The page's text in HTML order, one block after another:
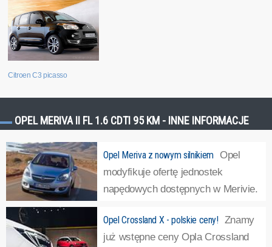
Citroen C3 picasso
OPEL MERIVA II FL 1.6 CDTI 95 KM - INNE INFORMACJE
Opel Meriva z nowym silnikiem Opel
modyfikuje ofertę jednostek
napędowych dostępnych w Merivie.
mocy 95 KM. Do tej pory Opel Meriva, który jesienią
ubiegłego roku przeszedł face-lifting, oferowany był z
Opel Crossland X - polskie ceny! Znamy
już wstępne ceny Opla Crossland